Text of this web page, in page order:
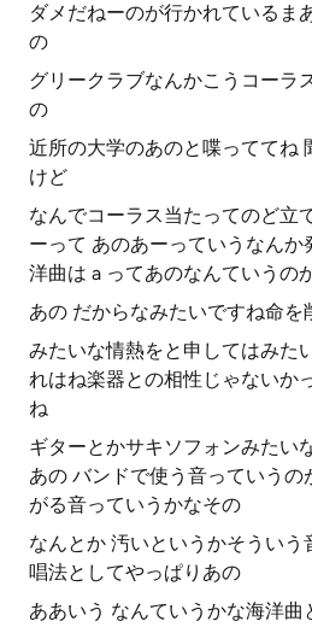
ダメだねーのが行かれているま
の
グリークラブなんかこうコーラ
の
近所の大学のあのと喋っててね
けど
なんでコーラス当たってのど立
ーって あのあーっていうなん
洋曲は a ってあのなんていうの
あの だからなみたいですね命を
みたいな情熱をと申してはみた
れはね楽器との相性じゃないか
ね
ギターとかサキソフォンみたい
あの バンドで使う音っていう
がる音っていうかなその
なんとか 汚いというかそういう
唱法としてやっぱりあの
ああいう なんていうかな海洋曲